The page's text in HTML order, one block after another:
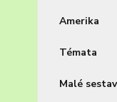
Amerika
Témata
Malé